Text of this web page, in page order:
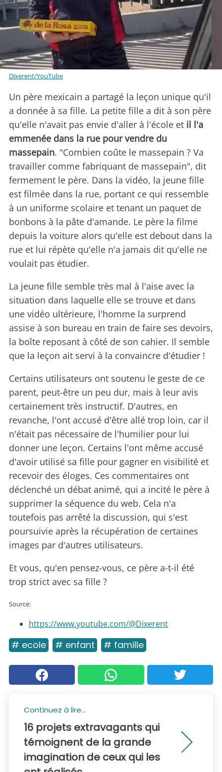
Dixerent/YouTube
Un père mexicain a partagé la leçon unique qu'il
a donnée à sa fille. La petite fille a dit à son père
qu'elle n'avait pas envie d'aller à l'école et il l'a
emmenée dans la rue pour vendre du
massepain. "Combien coûte le massepain ? Va
travailler comme fabriquant de massepain", dit
fermement le père. Dans la vidéo, la jeune fille
est filmée dans la rue, portant ce qui ressemble
à un uniforme scolaire et tenant un paquet de
bonbons à la pâte d'amande. Le père la filme
depuis la voiture alors qu'elle est debout dans la
rue et lui répète qu'elle n'a jamais dit qu'elle ne
voulait pas étudier.
La jeune fille semble très mal à l'aise avec la
situation dans laquelle elle se trouve et dans
une vidéo ultérieure, l'homme la surprend
assise à son bureau en train de faire ses devoirs,
la boîte reposant à côté de son cahier. Il semble
que la leçon ait servi à la convaincre d'étudier !
Certains utilisateurs ont soutenu le geste de ce
parent, peut-être un peu dur, mais à leur avis
certainement très instructif. D'autres, en
revanche, l'ont accusé d'être allé trop loin, car il
n'était pas nécessaire de l'humilier pour lui
donner une leçon. Certains l'ont même accusé
d'avoir utilisé sa fille pour gagner en visibilité et
recevoir des éloges. Ces commentaires ont
déclenché un débat animé, qui a incité le père à
supprimer la séquence du web. Cela n'a
toutefois pas arrêté la discussion, qui s'est
poursuivie après la récupération de certaines
images par d'autres utilisateurs.
Et vous, qu'en pensez-vous, ce père a-t-il été
trop strict avec sa fille ?
Source:
https://www.youtube.com/@Dixerent
# ecole # enfant # famille
Continuez à lire...
16 projets extravagants qui
témoignent de la grande
imagination de ceux qui les